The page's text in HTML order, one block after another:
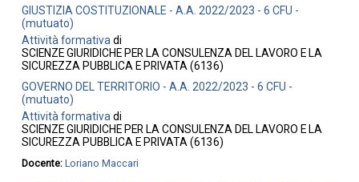
GIUSTIZIA COSTITUZIONALE - A.A. 2022/2023 - 6 CFU -
(mutuato)
Attività formativadi
SCIENZE GIURIDICHE PER LA CONSULENZA DEL LAVORO E LA
SICUREZZA PUBBLICA E PRIVATA (6136)
GOVERNO DEL TERRITORIO - A.A. 2022/2023 - 6 CFU -
(mutuato)
Attività formativadi
SCIENZE GIURIDICHE PER LA CONSULENZA DEL LAVORO E LA
SICUREZZA PUBBLICA E PRIVATA (6136)
Docente:Loriano Maccari